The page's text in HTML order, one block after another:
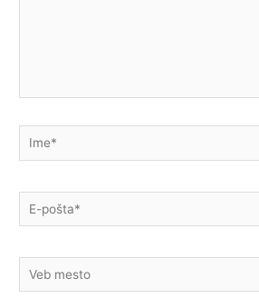
Ime*
E-
pošta*
Veb
mesto